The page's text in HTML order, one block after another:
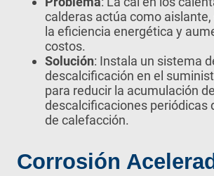
calderas actúa como
la eficiencia energética y
costos.
Solución: Instala un sistema
descalcificación en el
para reducir la acumulación
descalcificaciones periódicas
de calefacción.
Corrosión